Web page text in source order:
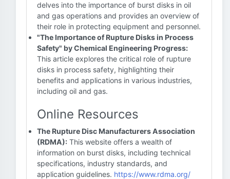
delves into the importance of burst disks in oil
and gas operations and provides an overview of
their role in protecting equipment and personnel.
"The Importance of Rupture Disks in Process
Safety" by Chemical Engineering Progress:
This article explores the critical role of rupture
disks in process safety, highlighting their
benefits and applications in various industries,
including oil and gas.
Online Resources
The Rupture Disc Manufacturers Association
(RDMA): This website offers a wealth of
information on burst disks, including technical
specifications, industry standards, and
application guidelines. https://www.rdma.org/